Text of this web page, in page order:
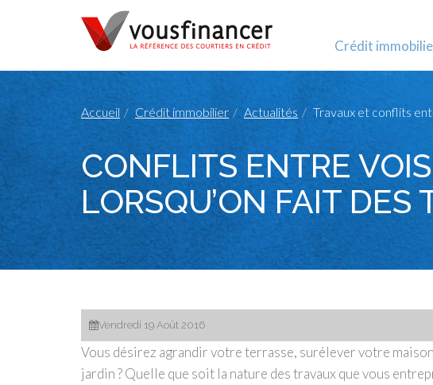
Crédit
Accueil Crédit immobilier Actualités Travaux et conflits
CONFLITS ENTRE
LORSQU’ON FAIT DES
Vendredi 19 Août 2016
Vous désirez agrandir votre terrasse, surélever votre
jardin ? Quelle que soit la nature des travaux que vous